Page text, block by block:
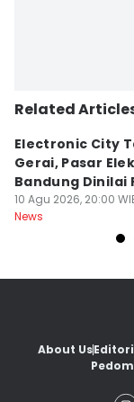
Related
Electronic City
Gerai, Pasar
Bandung Dinilai
10 Agu 2026, 20:00
News
About Us